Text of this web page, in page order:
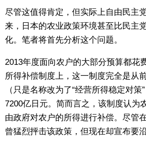
编辑部通知
尽管这值得肯定，但实际上自由民主
来，日本的农业政策环境甚至比民主
化。笔者将首先分析这个问题。
2013年度面向农户的大部分预算都花
所得补偿制度上，这一制度完全是从
（只是名称改为了“经营所得稳定对策
7200亿日元。简而言之，该制度认为
由政府对农户的所得进行补偿。尽管
曾猛烈抨击该政策，但现在却宣布要